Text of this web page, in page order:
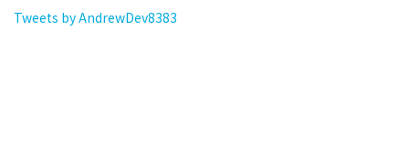
Tweets by AndrewDev8383